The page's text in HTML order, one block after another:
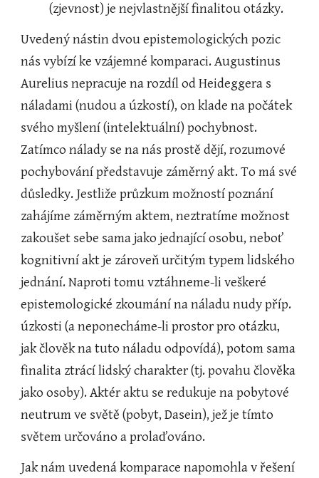
(zjevnost) je nejvlastnější finalitou otázky.
Uvedený nástin dvou epistemologických pozic
nás vybízí ke vzájemné komparaci. Augustinus
Aurelius nepracuje na rozdíl od Heideggera s
náladami (nudou a úzkostí), on klade na počátek
svého myšlení (intelektuální) pochybnost.
Zatímco nálady se na nás prostě dějí, rozumové
pochybování představuje záměrný akt. To má své
důsledky. Jestliže průzkum možností poznání
zahájíme záměrným aktem, neztratíme možnost
zakoušet sebe sama jako jednající osobu, neboť
kognitivní akt je zároveň určitým typem lidského
jednání. Naproti tomu vztáhneme-li veškeré
epistemologické zkoumání na náladu nudy příp.
úzkosti (a neponecháme-li prostor pro otázku,
jak člověk na tuto náladu odpovídá), potom sama
finalita ztrácí lidský charakter (tj. povahu člověka
jako osoby). Aktér aktu se redukuje na pobytové
neutrum ve světě (pobyt, Dasein), jež je tímto
světem určováno a prolaďováno.
Jak nám uvedená komparace napomohla v řešení